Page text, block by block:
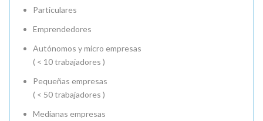
Particulares
Emprendedores
Autónomos y micro empresas
( < 10 trabajadores )
Pequeñas empresas
( < 50 trabajadores )
Medianas empresas